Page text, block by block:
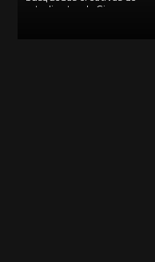
estudiantes de Cine.